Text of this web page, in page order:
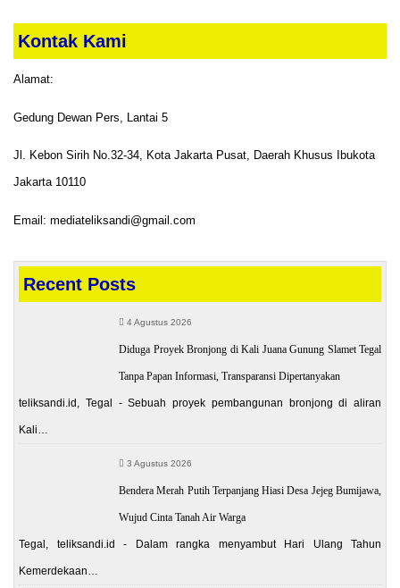
Kontak Kami
Alamat:
Gedung Dewan Pers, Lantai 5
Jl. Kebon Sirih No.32-34, Kota Jakarta Pusat, Daerah Khusus Ibukota
Jakarta 10110
Email: mediateliksandi@gmail.com
Recent Posts
4 Agustus 2026
Diduga Proyek Bronjong di Kali Juana Gunung Slamet Tegal
Tanpa Papan Informasi, Transparansi Dipertanyakan
teliksandi.id, Tegal - Sebuah proyek pembangunan bronjong di aliran
Kali…
3 Agustus 2026
Bendera Merah Putih Terpanjang Hiasi Desa Jejeg Bumijawa,
Wujud Cinta Tanah Air Warga
Tegal, teliksandi.id - Dalam rangka menyambut Hari Ulang Tahun
Kemerdekaan…